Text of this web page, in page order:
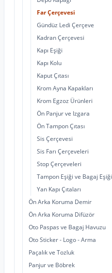
Far Çerçevesi
Gündüz Ledi Çerçeve
Kadran Çerçevesi
Kapı Eşiği
Kapı Kolu
Kaput Çıtası
Krom Ayna Kapakları
Krom Egzoz Ürünleri
Ön Panjur ve Izgara
Ön Tampon Çıtası
Sis Çerçevesi
Sis Farı Çerçeveleri
Stop Çerçeveleri
Tampon Eşiği ve Bagaj Eşiği
Yan Kapı Çıtaları
Ön Arka Koruma Demir
Ön Arka Koruma Difüzör
Oto Paspas ve Bagaj Havuzu
Oto Sticker - Logo - Arma
Paçalık ve Tozluk
Panjur ve Böbrek